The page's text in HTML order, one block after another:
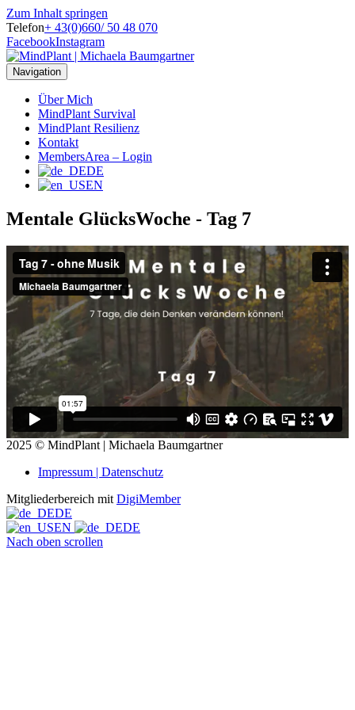
Zum Inhalt springen
Telefon+ 43(0)660/ 50 48 070
FacebookInstagram
Navigation
Über Mich
MindPlant Survival
MindPlant Resilienz
Kontakt
MembersArea – Login
DE
EN
Mentale GlücksWoche - Tag 7
2025 © MindPlant | Michaela Baumgartner
Impressum | Datenschutz
Mitgliederbereich mit DigiMember
DE
EN
DE
Nach oben scrollen